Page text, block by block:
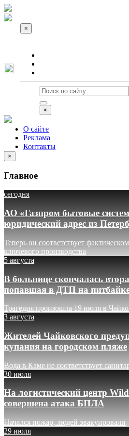
×
×
О сайте
Реклама
Контакты
×
Главное
сегодня
АО «Газпром бытовые
юридический адрес из
Теперь он соответствует
ключевого производства
5 августа
В больнице скончалась
попавшая в ДТП на
Трагедия произошла 19 июля в
3 августа
Жителей Чайковского
купания на городском пляже
Вода в Каме не соответствует
30 июля
На логистический центр
совершена атака БПЛА
Начался пожар, людей эвакуировали
29 июля